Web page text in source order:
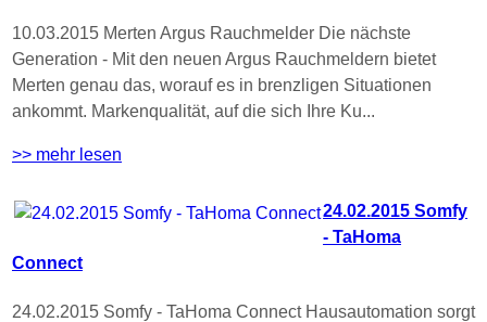
10.03.2015 Merten Argus Rauchmelder Die nächste
Generation - Mit den neuen Argus Rauchmeldern bietet
Merten genau das, worauf es in brenzligen Situationen
ankommt. Markenqualität, auf die sich Ihre Ku...
>> mehr lesen
24.02.2015 Somfy
- TaHoma
Connect
24.02.2015 Somfy - TaHoma Connect Hausautomation sorgt